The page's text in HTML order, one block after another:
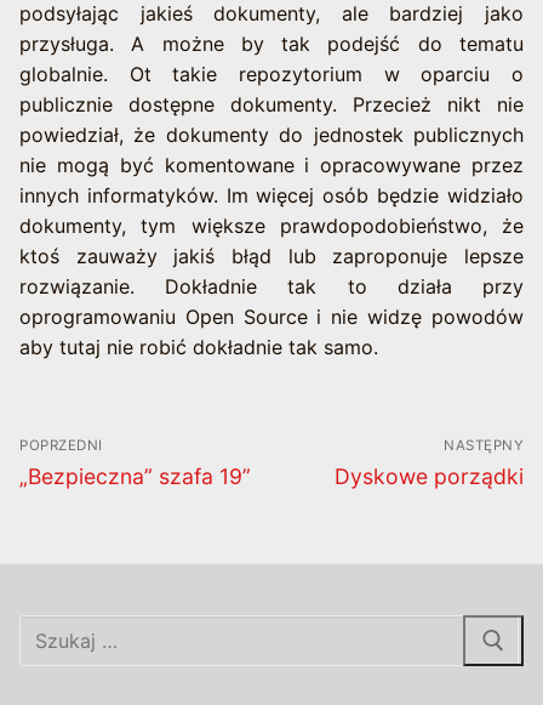
podsyłając jakieś dokumenty, ale bardziej jako
przysługa. A możne by tak podejść do tematu
globalnie. Ot takie repozytorium w oparciu o
publicznie dostępne dokumenty. Przecież nikt nie
powiedział, że dokumenty do jednostek publicznych
nie mogą być komentowane i opracowywane przez
innych informatyków. Im więcej osób będzie widziało
dokumenty, tym większe prawdopodobieństwo, że
ktoś zauważy jakiś błąd lub zaproponuje lepsze
rozwiązanie. Dokładnie tak to działa przy
oprogramowaniu Open Source i nie widzę powodów
aby tutaj nie robić dokładnie tak samo.
Nawigacja
wpisu
POPRZEDNI
Poprzedni
„Bezpieczna” szafa 19”
NASTĘPNY
Następny
Dyskowe porządki
Szukaj: